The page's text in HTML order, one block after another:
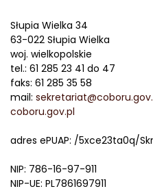
Słupia Wielka 34
63-022 Słupia Wielka
woj. wielkopolskie
tel.: 61 285 23 41 do 47
faks: 61 285 35 58
mail:
coboru.gov.pl
adres ePUAP: /5xce23ta0q/
NIP: 786-16-97-911
NIP-UE: PL7861697911